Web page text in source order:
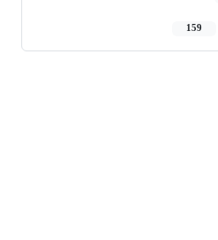
159